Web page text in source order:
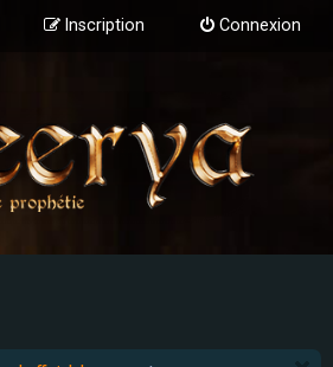
Connexion
Inscription